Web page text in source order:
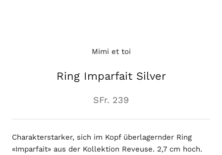
Mimi et toi
Ring Imparfait Silver
SFr. 239
Charakterstarker, sich im Kopf überlagernder Ring
«Imparfait» aus der Kollektion Reveuse. 2,7 cm hoch.